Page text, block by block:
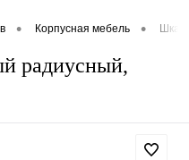
• Корпусная мебель •
радиусный,